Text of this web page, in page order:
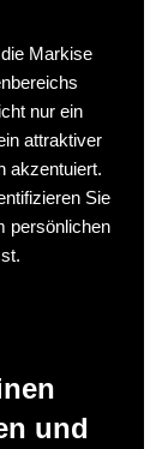
Markise
nur ein
attraktiver
akzentuiert.
Sie
persönlichen
und